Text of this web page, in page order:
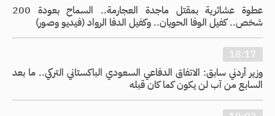
عطوة عشائرية بمقتل ماجدة العجارمة.. السماح بعودة 200
شخص.. كفيل الوفا الحويان.. وكفيل الدفا الرواد (فيديو وصور)
18:17
وزير أردني سابق: الاتفاق الدفاعي السعودي الباكستاني التركي.. ما بعد
السابع من آب لن يكون كما كان قبله